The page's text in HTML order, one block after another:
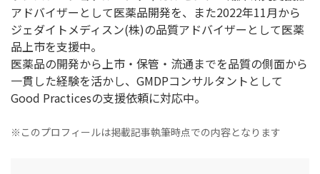
アドバイザーとして医薬品開発を、また2022年11月から
ジェダイトメディスン(株)の品質アドバイザーとして医薬
品上市を支援中。
医薬品の開発から上市・保管・流通までを品質の側面から
一貫した経験を活かし、GMDPコンサルタントとして
Good Practicesの支援依頼に対応中。
※このプロフィールは掲載記事執筆時点での内容となります